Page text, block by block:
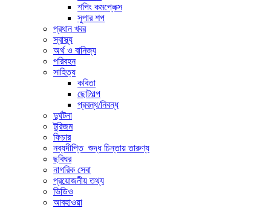
শপিং কমপ্লেক্স
সুপার শপ
প্রধান খবর
স্বাস্থ্য
অর্থ ও বানিজ্য
পরিবহন
সাহিত্য
কবিতা
ছোটগল্প
প্রবন্ধ/নিবন্ধ
দুর্ঘটনা
টুরিজম
ফিচার
নব্যদীপ্তি_শুদ্ধ চিন্তায় তারুণ্য
ছবিঘর
নাগরিক সেবা
প্রয়োজনীয় তথ্য
ভিডিও
আবহাওয়া